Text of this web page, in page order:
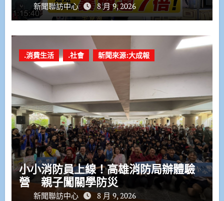
新聞聯訪中心 8 月 9, 2026
.消費生活 .社會 新聞來源:大成報
小小消防員上線！高雄消防局辦體驗
營 親子闖關學防災
新聞聯訪中心 8 月 9, 2026